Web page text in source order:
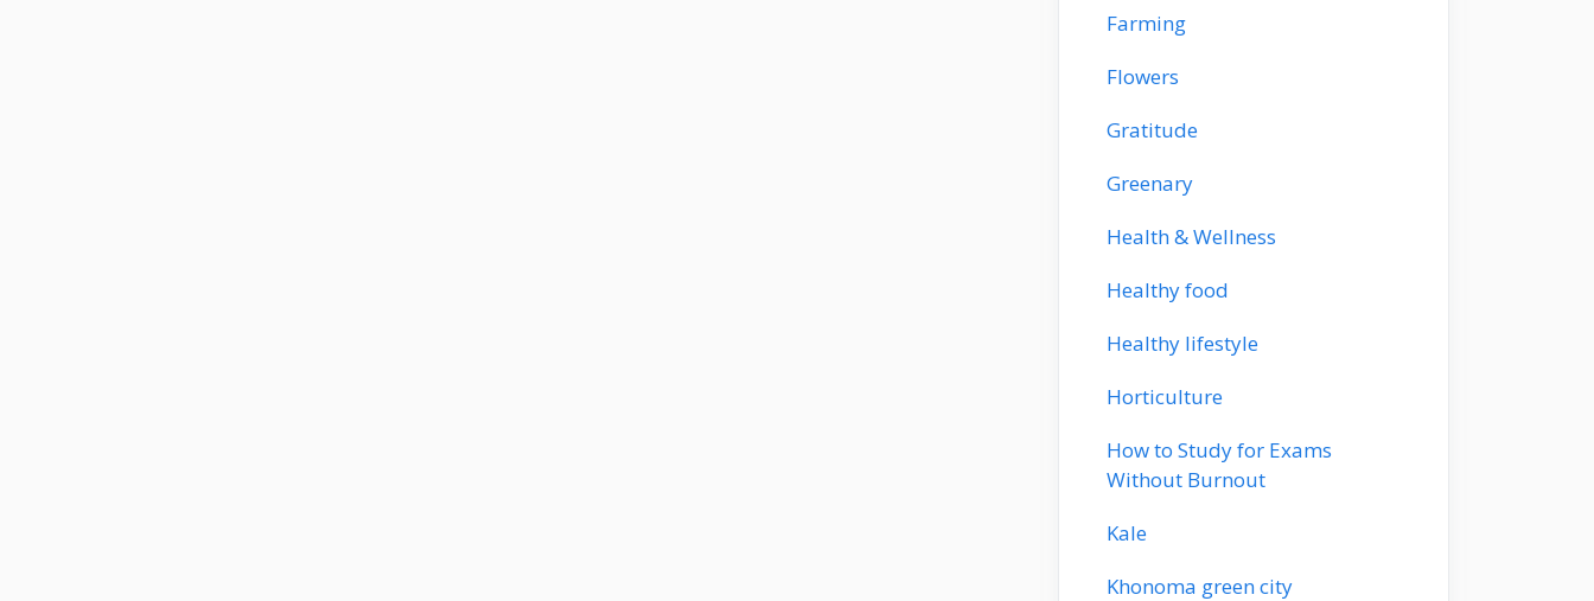
Farming
Flowers
Gratitude
Greenary
Health & Wellness
Healthy food
Healthy lifestyle
Horticulture
How to Study for Exams
Without Burnout
Kale
Khonoma green city